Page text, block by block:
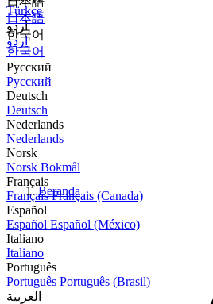
Türkçe
اردو
اردو
日本語
한국어
한국어
Русский
Русский
Deutsch
Deutsch
Nederlands
Nederlands
Norsk
Norsk Bokmål
Français
FrançaisFrançais (Canada)
Español
Español Español (México)
Italiano
Italiano
Português
Português Português (Brasil)
العربية
Beranda